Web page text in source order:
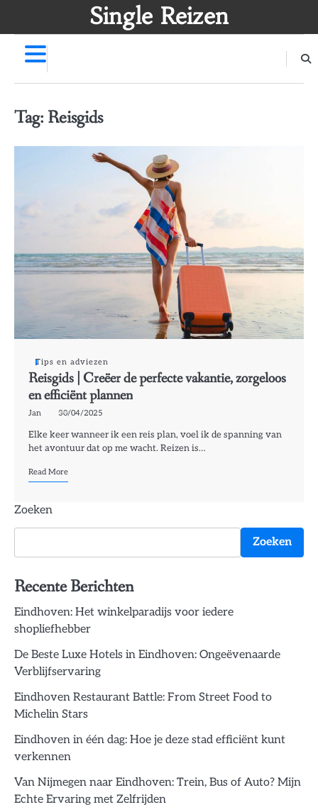
Single Reizen
Tag: Reisgids
Tips en adviezen
Reisgids | Creëer de perfecte vakantie, zorgeloos
en efficiënt plannen
Jan 30/04/2025
Elke keer wanneer ik een reis plan, voel ik de spanning van
het avontuur dat op me wacht. Reizen is…
Read More
Zoeken
Zoeken
Recente Berichten
Eindhoven: Het winkelparadijs voor iedere
shopliefhebber
De Beste Luxe Hotels in Eindhoven: Ongeëvenaarde
Verblijfservaring
Eindhoven Restaurant Battle: From Street Food to
Michelin Stars
Eindhoven in één dag: Hoe je deze stad efficiënt kunt
verkennen
Van Nijmegen naar Eindhoven: Trein, Bus of Auto? Mijn
Echte Ervaring met Zelfrijden